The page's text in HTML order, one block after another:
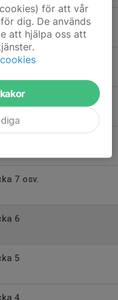
13
12
11
7 osv.
6
5
4
för att vår
dig. De används
att hjälpa oss att